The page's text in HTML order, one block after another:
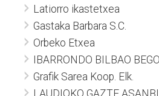
Latiorro ikastetxea
Gastaka Barbara S.C.
Orbeko Etxea
IBARRONDO BILBAO BEGO
Grafik Sarea Koop. Elk.
LAUDIOKO GAZTE